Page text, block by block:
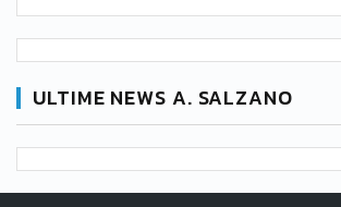
ULTIME NEWS A. SALZANO